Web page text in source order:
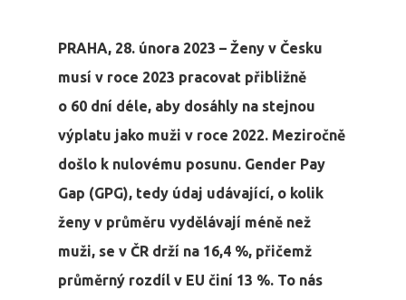
PRAHA, 28. února 2023 – Ženy v Česku
musí v roce 2023 pracovat přibližně
o 60 dní déle, aby dosáhly na stejnou
výplatu jako muži v roce 2022. Meziročně
došlo k nulovému posunu. Gender Pay
Gap (GPG), tedy údaj udávající, o kolik
ženy v průměru vydělávají méně než
muži, se v ČR drží na 16,4 %, přičemž
průměrný rozdíl v EU činí 13 %. To nás